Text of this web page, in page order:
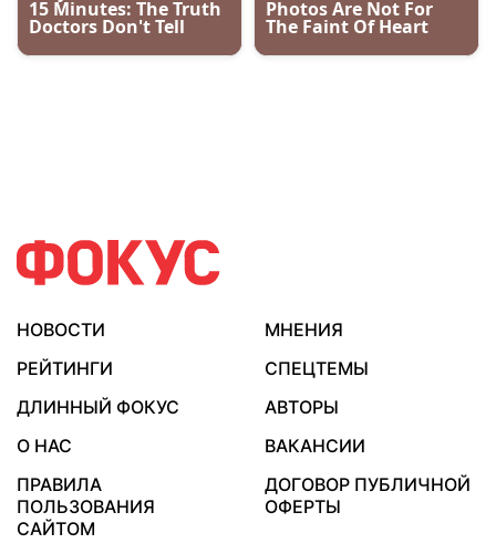
НОВОСТИ
МНЕНИЯ
РЕЙТИНГИ
СПЕЦТЕМЫ
ДЛИННЫЙ ФОКУС
АВТОРЫ
О НАС
ВАКАНСИИ
ПРАВИЛА
ПОЛЬЗОВАНИЯ
САЙТОМ
ДОГОВОР ПУБЛИЧНОЙ
ОФЕРТЫ